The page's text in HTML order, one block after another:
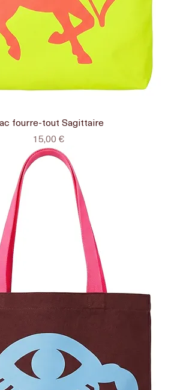
Sac fourre-tout Sagittaire
Prix
15,00 €